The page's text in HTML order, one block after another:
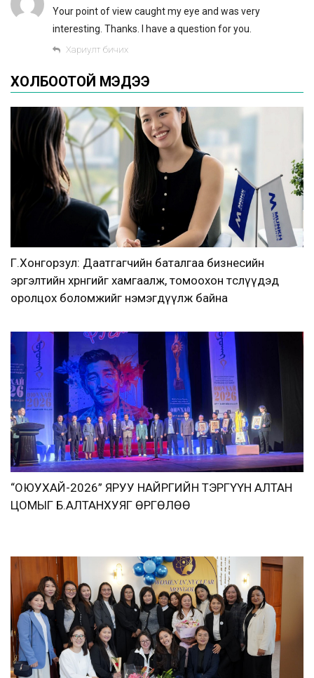
Your point of view caught my eye and was very
interesting. Thanks. I have a question for you.
Хариулт бичих
ХОЛБООТОЙ МЭДЭЭ
Г.Хонгорзул: Даатгагчийн баталгаа бизнесийн
эргэлтийн хөрөнгийг хамгаалж, томоохон төслүүдэд
оролцох боломжийг нэмэгдүүлж байна
“ОЮУХАЙ-2026” ЯРУУ НАЙРГИЙН ТЭРГҮҮН АЛТАН
ЦОМЫГ Б.АЛТАНХУЯГ ӨРГӨЛӨӨ